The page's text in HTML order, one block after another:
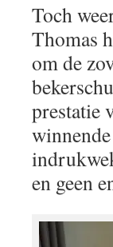
Toch
Thomas
om de
prestatie
en geen